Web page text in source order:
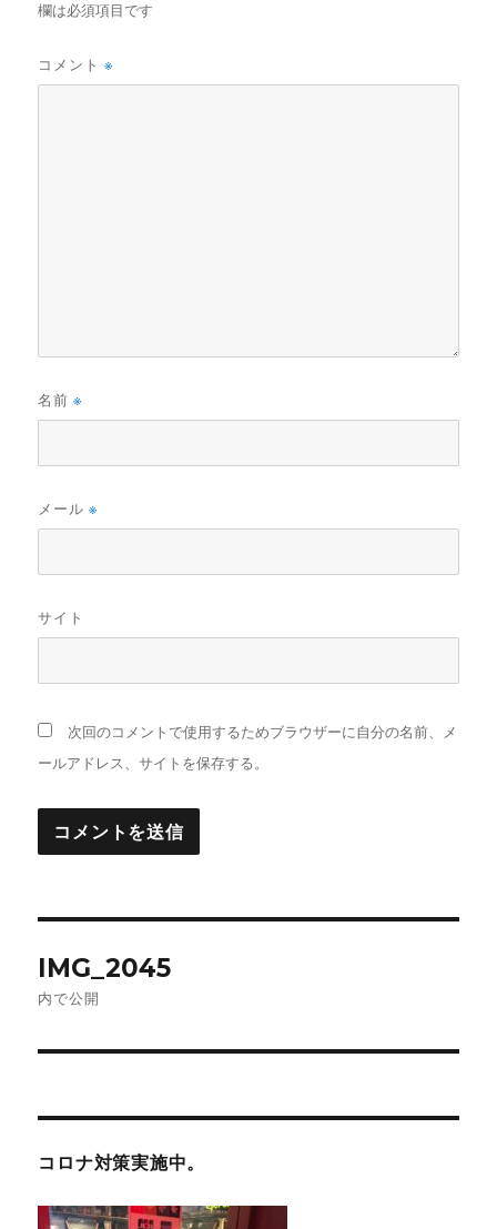
欄は必須項目です
コメント※
名前※
メール※
サイト
次回のコメントで使用するためブラウザーに自分の名前、メ
ールアドレス、サイトを保存する。
稿
ゲ
ー
IMG_2045
内で公開
コロナ対策実施中。